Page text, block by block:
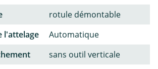
rotule démontable
l'attelage
Automatique
sans outil verticale